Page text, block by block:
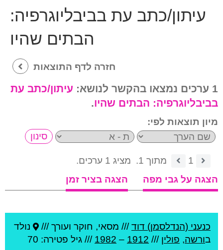
עיתון/כתב עת בביבליוגרפיה:
הבתים שהיו
חזרה לדף התוצאות
1 ערכים נמצאו בהקשר לנושא:
עיתון/כתב עת
בביבליוגרפיה: הבתים שהיו.
מיון תוצאות לפי:
1 מתוך 1.
מציג 1 ערכים.
הצגה על גבי מפה
הצגה בציר זמן
כנעני (הנדלסמן) דוד/// מסאי, חוקר ועורך ///
נולד
בורשה, פולין ///
1912
–
1982 /// גיל פטירה: 70